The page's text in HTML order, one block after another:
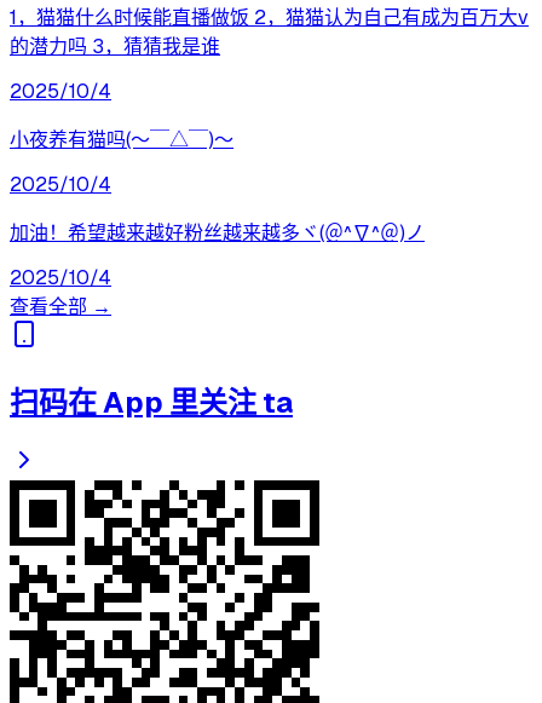
1，猫猫什么时候能直播做饭 2，猫猫认为自己有成为百万大v
的潜力吗 3，猜猜我是谁
2025/10/4
小夜养有猫吗(〜￣△￣)〜
2025/10/4
加油！希望越来越好粉丝越来越多ヾ(＠^∇^＠)ノ
2025/10/4
查看全部 →
扫码在 App 里关注 ta